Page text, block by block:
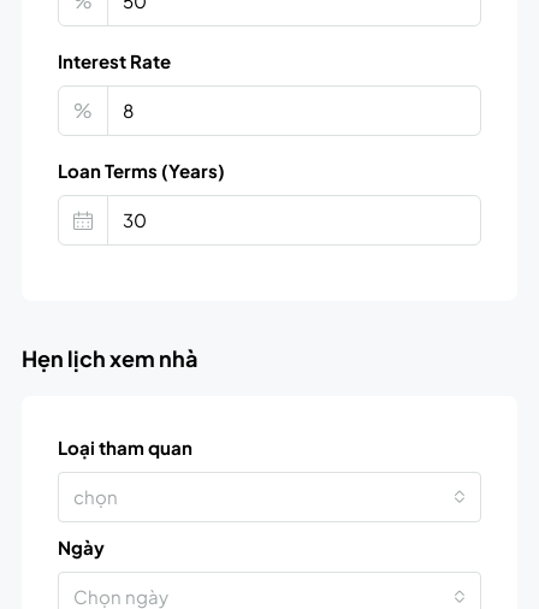
Interest Rate
%
Loan Terms (Years)
Hẹn lịch xem nhà
Loại tham quan
chọn
Ngày
Chọn ngày